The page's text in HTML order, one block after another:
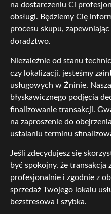
na dostarczeniu Ci
obsługi. Będziemy Cię
procesu skupu,
doradztwo.
Niezależnie od stanu
czy lokalizacji, jesteśmy
usługowych w Żninie.
błyskawicznego podjęcia
finalizowanie transakcji.
na zaproszenie do
ustalaniu terminu
Jeśli zdecydujesz się
być spokojny, że transakcja
profesjonalnie i zgodnie z
sprzedaż Twojego lokalu
bezstresowa i szybka.